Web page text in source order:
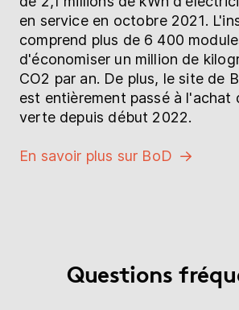
en service en octobre 2021.
comprend plus de 6 400
d'économiser un million de
CO2 par an. De plus, le site de
est entièrement passé à l'achat
verte depuis début 2022.
En savoir plus sur BoD
Questions